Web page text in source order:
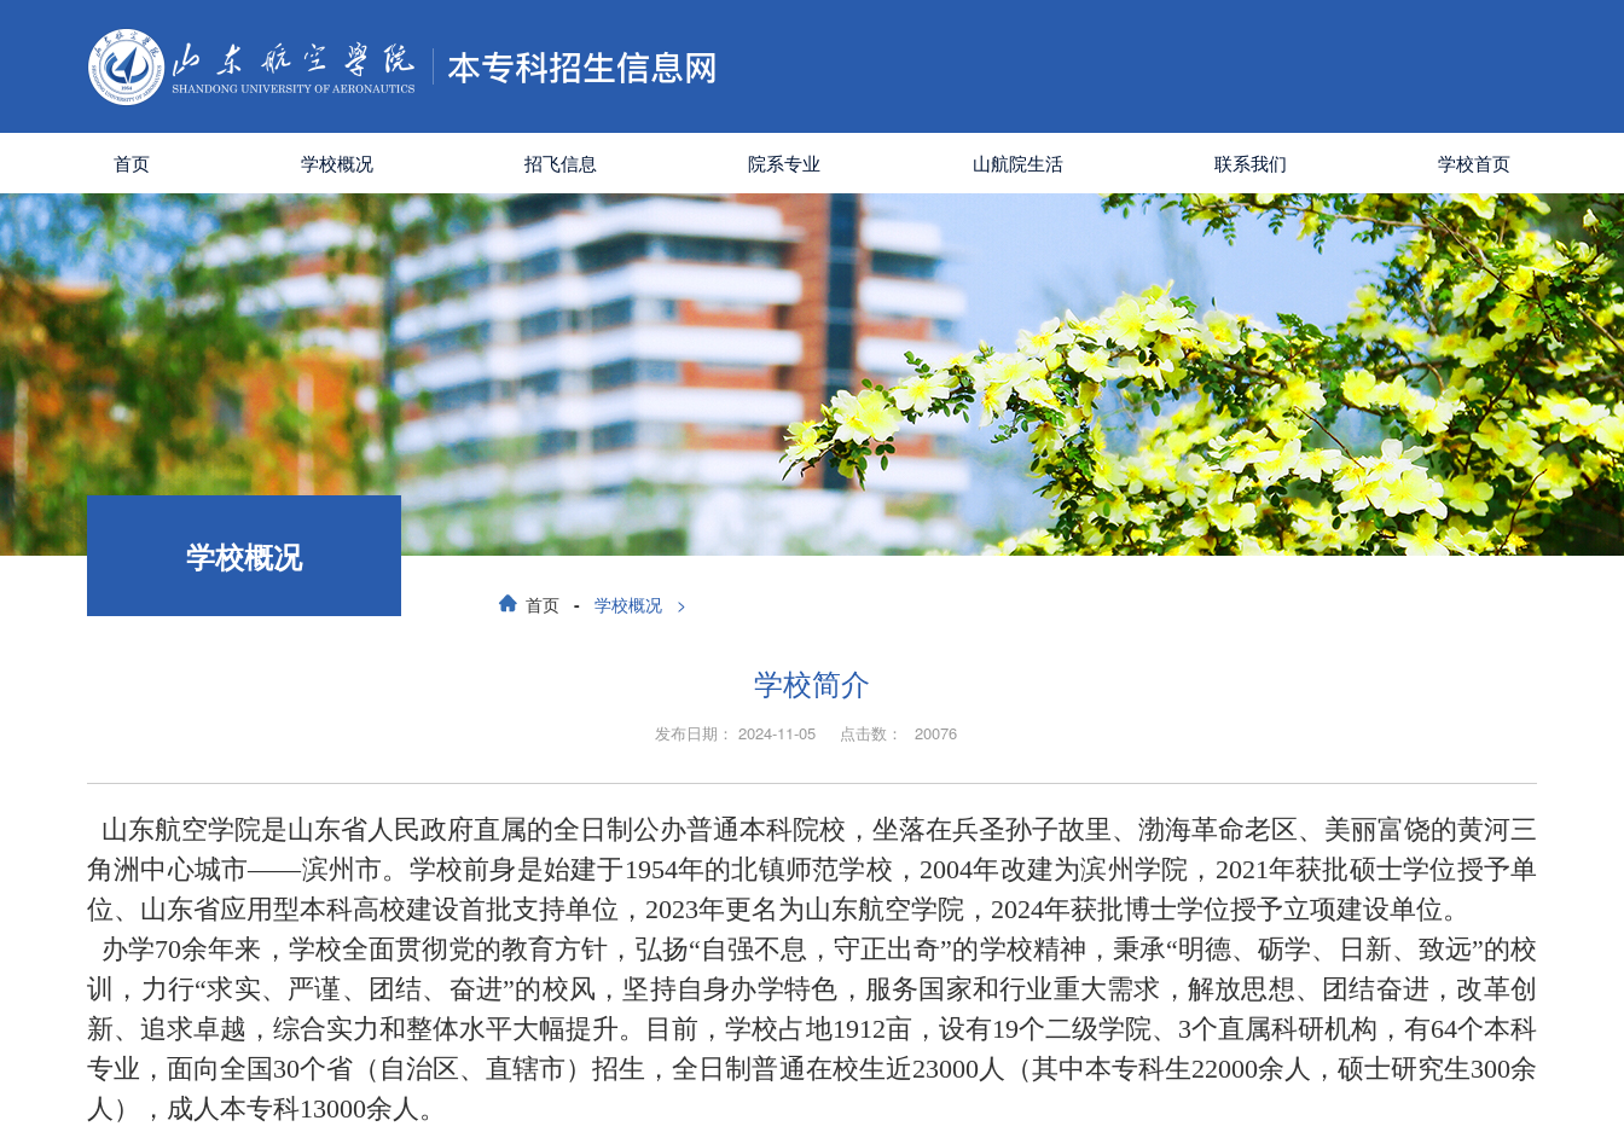
首页 学校概况 招飞信息 院系专业 山航院生活 联系我们 学校首页
学校概况
首页 - 学校概况 >
学校简介
发布日期： 2024-11-05 点击数： 20076
山东航空学院是山东省人民政府直属的全日制公办普通本科院校，坐落在兵圣孙子故里、渤海革命老区、美丽富饶的黄河三
角洲中心城市——滨州市。学校前身是始建于1954年的北镇师范学校，2004年改建为滨州学院，2021年获批硕士学位授予单
位、山东省应用型本科高校建设首批支持单位，2023年更名为山东航空学院，2024年获批博士学位授予立项建设单位。
办学70余年来，学校全面贯彻党的教育方针，弘扬“自强不息，守正出奇”的学校精神，秉承“明德、砺学、日新、致远”的校
训，力行“求实、严谨、团结、奋进”的校风，坚持自身办学特色，服务国家和行业重大需求，解放思想、团结奋进，改革创
新、追求卓越，综合实力和整体水平大幅提升。目前，学校占地1912亩，设有19个二级学院、3个直属科研机构，有64个本科
专业，面向全国30个省（自治区、直辖市）招生，全日制普通在校生近23000人（其中本专科生22000余人，硕士研究生300余
人），成人本专科13000余人。